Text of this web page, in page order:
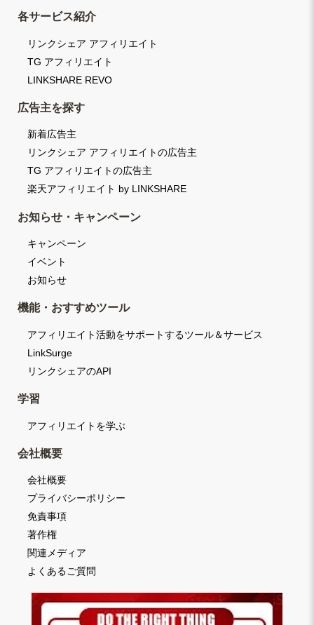
各サービス紹介
リンクシェア アフィリエイト
TG アフィリエイト
LINKSHARE REVO
広告主を探す
新着広告主
リンクシェア アフィリエイトの広告主
TG アフィリエイトの広告主
楽天アフィリエイト by LINKSHARE
お知らせ・キャンペーン
キャンペーン
イベント
お知らせ
機能・おすすめツール
アフィリエイト活動をサポートするツール＆サービス
LinkSurge
リンクシェアのAPI
学習
アフィリエイトを学ぶ
会社概要
会社概要
プライバシーポリシー
免責事項
著作権
関連メディア
よくあるご質問